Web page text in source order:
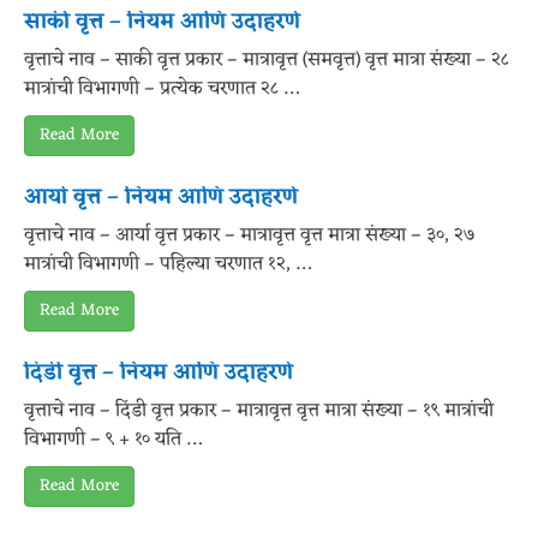
साकी वृत्त – नियम आणि उदाहरणे
वृत्ताचे नाव – साकी वृत्त प्रकार – मात्रावृत्त (समवृत्त) वृत्त मात्रा संख्या – २८
मात्रांची विभागणी – प्रत्येक चरणात २८ …
Read More
आर्या वृत्त – नियम आणि उदाहरणे
वृत्ताचे नाव – आर्या वृत्त प्रकार – मात्रावृत्त वृत्त मात्रा संख्या – ३०, २७
मात्रांची विभागणी – पहिल्या चरणात १२, …
Read More
दिंडी वृत्त – नियम आणि उदाहरणे
वृत्ताचे नाव – दिंडी वृत्त प्रकार – मात्रावृत्त वृत्त मात्रा संख्या – १९ मात्रांची
विभागणी – ९ + १० यति …
Read More